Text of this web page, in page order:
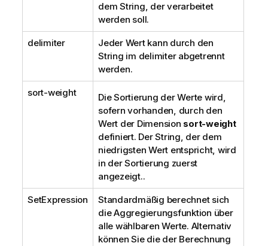
dem String, der verarbeitet
werden soll.
delimiter
Jeder Wert kann durch den
String im delimiterabgetrennt
werden.
sort-weight
Die Sortierung der Werte wird,
sofern vorhanden, durch den
Wert der Dimension sort-weight
definiert. Der String, der dem
niedrigsten Wert entspricht, wird
in der Sortierung zuerst
angezeigt..
SetExpression
Standardmäßig berechnet sich
die Aggregierungsfunktion über
alle wählbaren Werte. Alternativ
können Sie die der Berechnung